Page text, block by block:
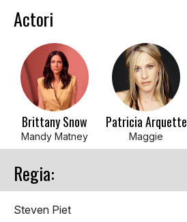
Actori
Brittany Snow
Mandy Matney
Patricia Arquette
Maggie
Regia:
Steven Piet